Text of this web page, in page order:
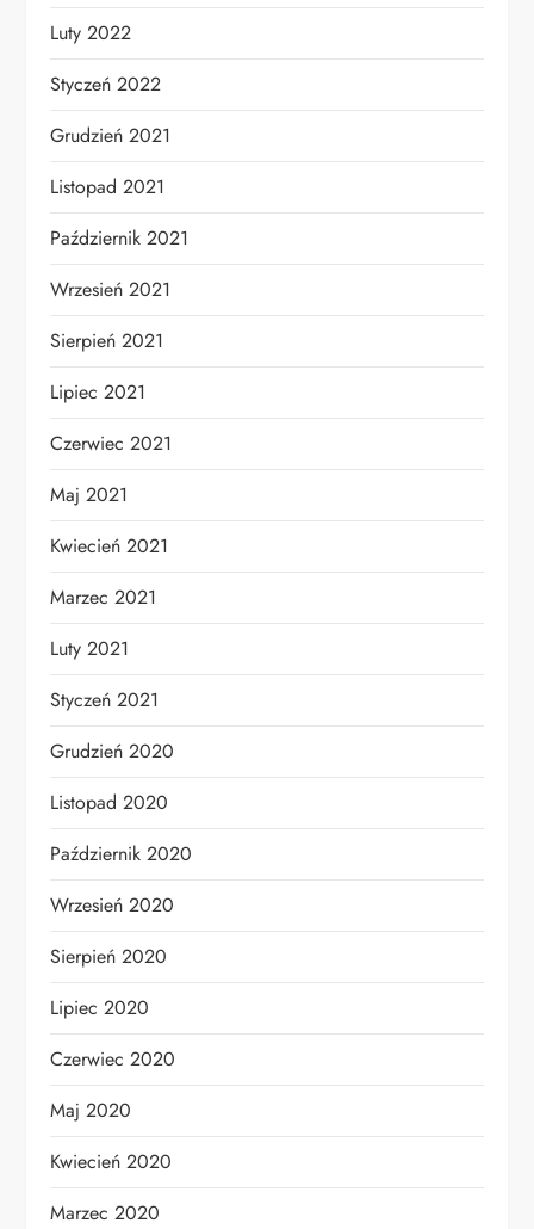
Luty 2022
Styczeń 2022
Grudzień 2021
Listopad 2021
Październik 2021
Wrzesień 2021
Sierpień 2021
Lipiec 2021
Czerwiec 2021
Maj 2021
Kwiecień 2021
Marzec 2021
Luty 2021
Styczeń 2021
Grudzień 2020
Listopad 2020
Październik 2020
Wrzesień 2020
Sierpień 2020
Lipiec 2020
Czerwiec 2020
Maj 2020
Kwiecień 2020
Marzec 2020